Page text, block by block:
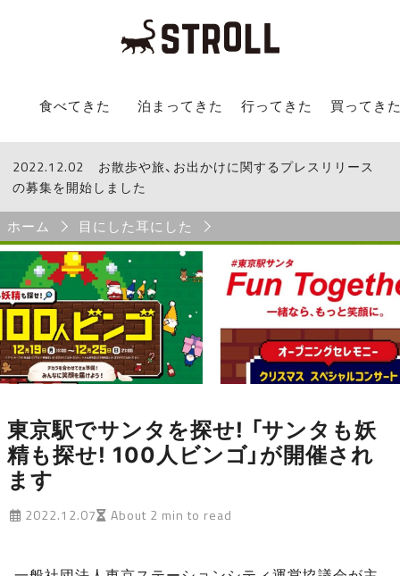
STROLL Menu
食べてきた 泊まってきた 行ってきた 買ってき
STROLLからのお知らせ
2022.12.02
お散歩や旅、お出かけに関するプレスリリース
の募集を開始しました
Breadcrumb
ホーム 目にした耳にした
東京駅でサンタを探せ! 「サンタも妖
精も探せ! 100人ビンゴ」が開催され
ます
2022.12.07 About 2 min to read